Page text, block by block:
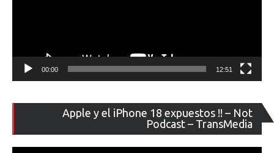
00:00 12:51
Apple y el iPhone 18 expuestos !! – Not
Podcast – TransMedia
de